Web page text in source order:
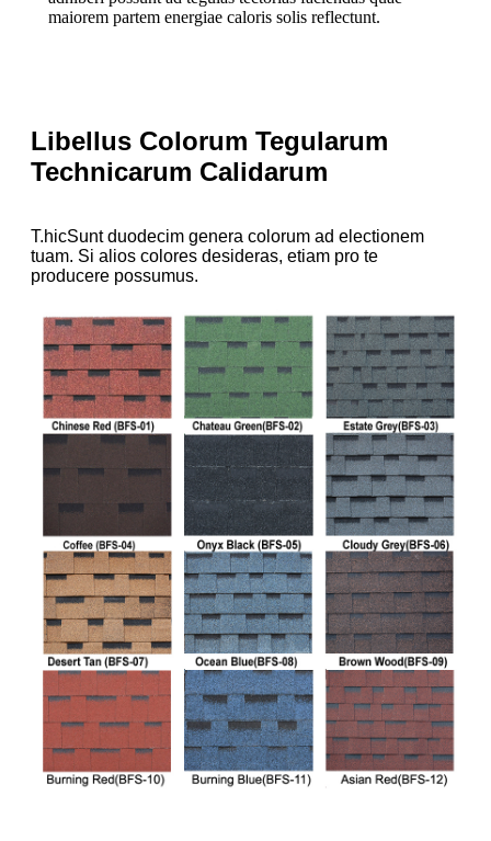
maiorem partem energiae caloris solis reflectunt.
Libellus Colorum Tegularum
Technicarum Calidarum
T.hicSunt duodecim genera colorum ad electionem
tuam. Si alios colores desideras, etiam pro te
producere possumus.